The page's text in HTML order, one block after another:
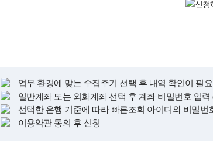
업무 환경에 맞는 수집주기 선택 후 내역 확인이 필
일반계좌 또는 외화계좌 선택 후 계좌 비밀번호 입
선택한 은행 기준에 따라 빠른조회 아이디와 비밀번
이용약관 동의 후 신청